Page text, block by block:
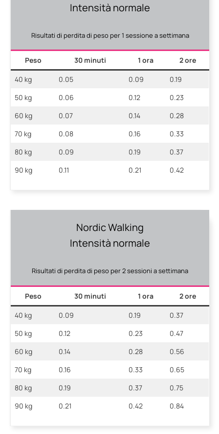
Intensità normale
Risultati di perdita di peso per 1 sessione a settimana
Peso 30 minuti 1 ora 2 ore
40 kg 0.05 0.09
0.19
50 kg
0.06 0.12
0.23
60 kg
0.07 0.14
0.28
70 kg
0.08 0.16
0.33
80 kg
0.09 0.19
0.37
90 kg
0.11 0.21 0.42
Nordic Walking
Intensità normale
Risultati di perdita di peso per 2 sessioni a settimana
Peso 30 minuti 1 ora 2 ore
40 kg 0.09 0.19
0.37
50 kg
0.12 0.23
0.47
60 kg
0.14 0.28
0.56
70 kg
0.16 0.33
0.65
80 kg
0.19 0.37
0.75
90 kg
0.21 0.42 0.84